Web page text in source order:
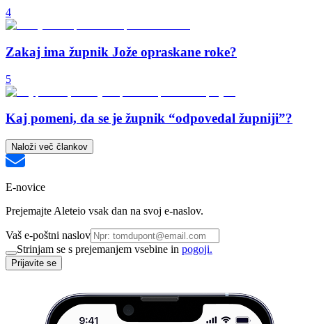
4
Zakaj ima župnik Jože opraskane roke?
5
Kaj pomeni, da se je župnik “odpovedal župniji”?
Naloži več člankov
E-novice
Prejemajte Aleteio vsak dan na svoj e-naslov.
Vaš e-poštni naslov
Strinjam se s prejemanjem vsebine in pogoji.
Prijavite se